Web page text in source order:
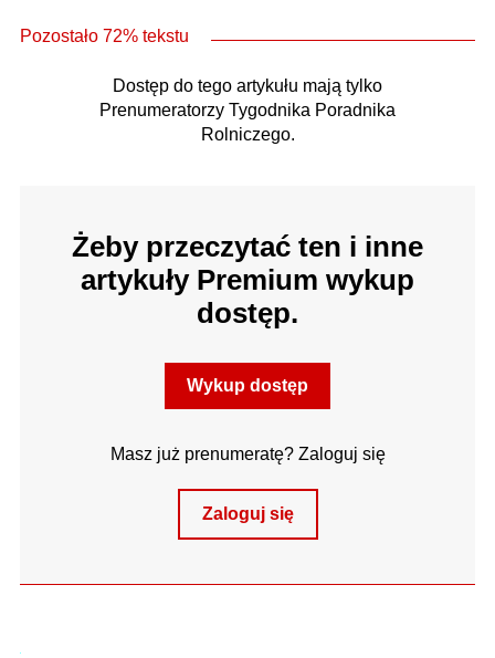
Pozostało 72% tekstu
Dostęp do tego artykułu mają tylko
Prenumeratorzy Tygodnika Poradnika
Rolniczego.
Żeby przeczytać ten i inne
artykuły Premium wykup
dostęp.
Wykup dostęp
Masz już prenumeratę? Zaloguj się
Zaloguj się